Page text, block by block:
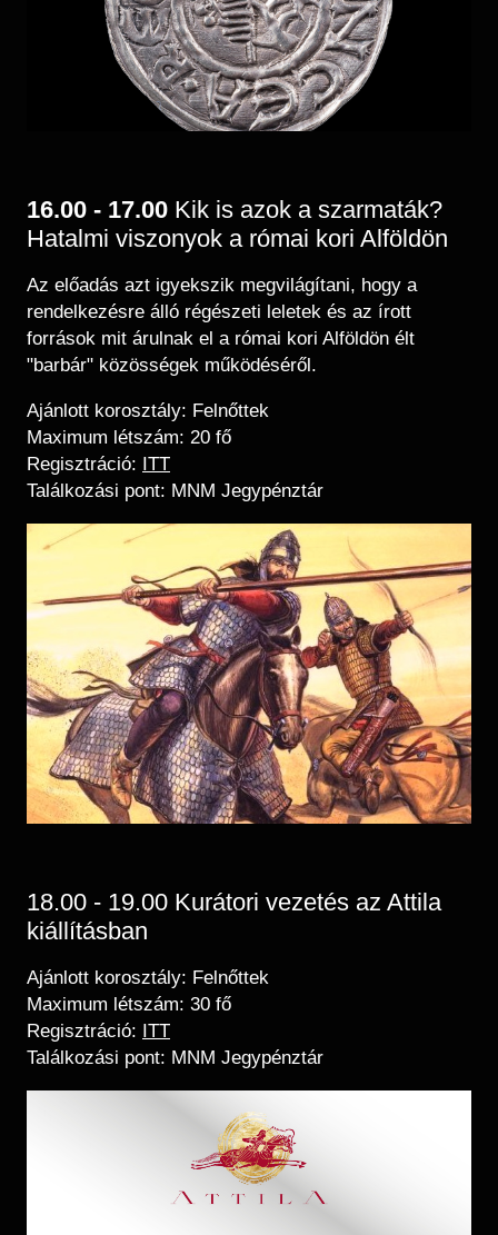
16.00 - 17.00 Kik is azok a szarmaták?
Hatalmi viszonyok a római kori Alföldön
Az előadás azt igyekszik megvilágítani, hogy a
rendelkezésre álló régészeti leletek és az írott
források mit árulnak el a római kori Alföldön élt
"barbár" közösségek működéséről.
Ajánlott korosztály: Felnőttek
Maximum létszám: 20 fő
Regisztráció: ITT
Találkozási pont: MNM Jegypénztár
18.00 - 19.00 Kurátori vezetés az Attila
kiállításban
Ajánlott korosztály: Felnőttek
Maximum létszám: 30 fő
Regisztráció: ITT
Találkozási pont: MNM Jegypénztár